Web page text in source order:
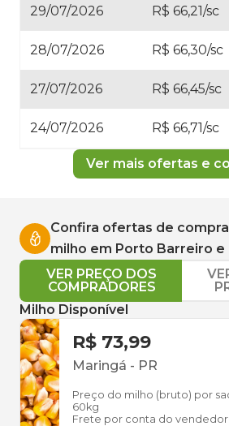
29/07/2026 R$ 66,21/sc
28/07/2026 R$ 66,30/sc
27/07/2026 R$ 66,45/sc
24/07/2026 R$ 66,71/sc
Ver mais ofertas e
Confira ofertas de
milho em Porto Barreiro e
VER PREÇO DOS
COMPRADORES
Milho Disponível
R$ 73,99
Maringá - PR
Preço do milho (bruto) por
60kg
Frete por conta do vendedor